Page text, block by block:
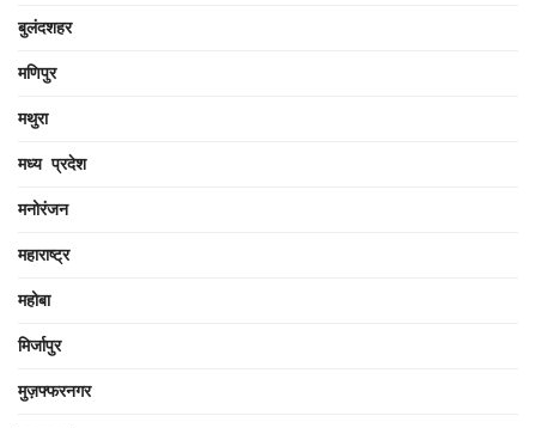
बुलंदशहर
मणिपुर
मथुरा
मध्य प्रदेश
मनोरंजन
महाराष्ट्र
महोबा
मिर्जापुर
मुज़फ्फरनगर